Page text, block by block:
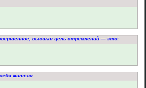
высшая цель стремлений — это:
жители